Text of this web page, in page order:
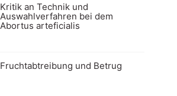
Kritik an Technik und
Auswahlverfahren bei dem
Abortus arteficialis
Fruchtabtreibung und Betrug